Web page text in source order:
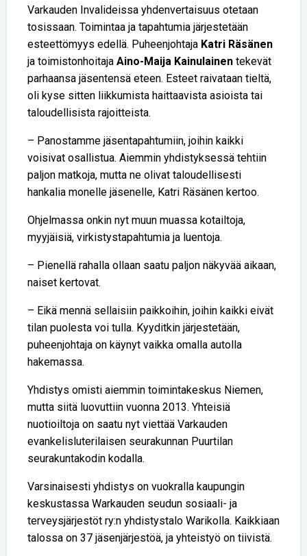
Varkauden Invalideissa yhdenvertaisuus otetaan
tosissaan. Toimintaa ja tapahtumia järjestetään
esteettömyys edellä. Puheenjohtaja Katri Räsänen
ja toimistonhoitaja Aino-Maija Kainulainen tekevät
parhaansa jäsentensä eteen. Esteet raivataan tieltä,
oli kyse sitten liikkumista haittaavista asioista tai
taloudellisista rajoitteista.
– Panostamme jäsentapahtumiin, joihin kaikki
voisivat osallistua. Aiemmin yhdistyksessä tehtiin
paljon matkoja, mutta ne olivat taloudellisesti
hankalia monelle jäsenelle, Katri Räsänen kertoo.
Ohjelmassa onkin nyt muun muassa kotailtoja,
myyjäisiä, virkistystapahtumia ja luentoja.
– Pienellä rahalla ollaan saatu paljon näkyvää aikaan,
naiset kertovat.
– Eikä mennä sellaisiin paikkoihin, joihin kaikki eivät
tilan puolesta voi tulla. Kyyditkin järjestetään,
puheenjohtaja on käynyt vaikka omalla autolla
hakemassa.
Yhdistys omisti aiemmin toimintakeskus Niemen,
mutta siitä luovuttiin vuonna 2013. Yhteisiä
nuotioiltoja on saatu nyt viettää Varkauden
evankelisluterilaisen seurakunnan Puurtilan
seurakuntakodin kodalla.
Varsinaisesti yhdistys on vuokralla kaupungin
keskustassa Warkauden seudun sosiaali- ja
terveysjärjestöt ry:n yhdistystalo Warikolla. Kaikkiaan
talossa on 37 jäsenjärjestöä, ja yhteistyö on tiivistä.